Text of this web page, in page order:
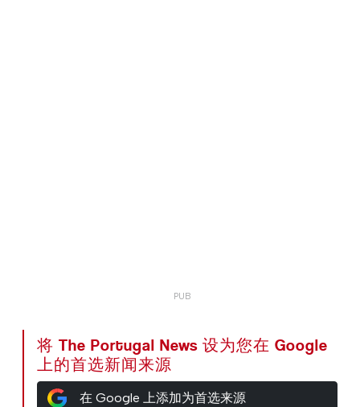
将 The Portugal News 设为您在 Google
上的首选新闻来源
在 Google 上添加为首选来源